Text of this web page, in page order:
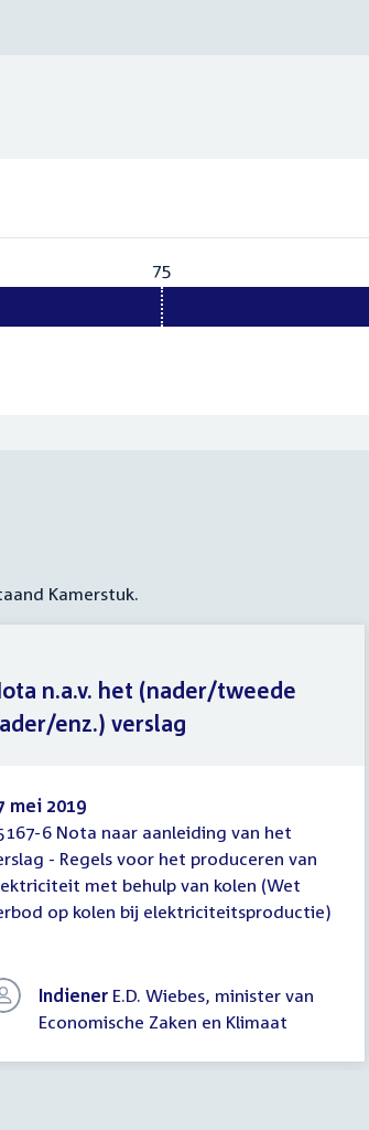
75
Kamerstuk.
tweede
mei 2019
6 Nota naar aanleiding van het
- Regels voor het produceren van
met behulp van kolen (Wet
op kolen bij elektriciteitsproductie)
Indiener E.D. Wiebes, minister van
Economische Zaken en Klimaat
n.a.v. het (nader/tweede
enz.) verslag